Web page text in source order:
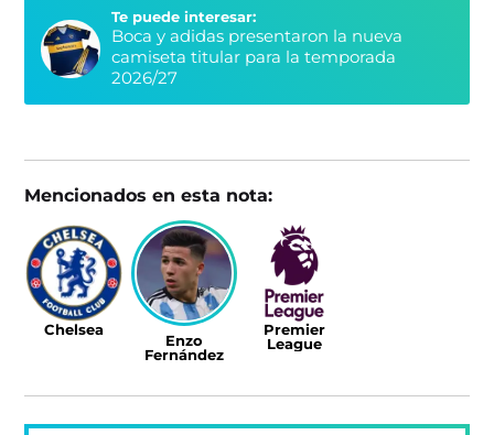
Te puede interesar:
Boca y adidas presentaron la nueva
camiseta titular para la temporada
2026/27
Mencionados en esta nota:
Chelsea
Enzo
Fernández
Premier
League